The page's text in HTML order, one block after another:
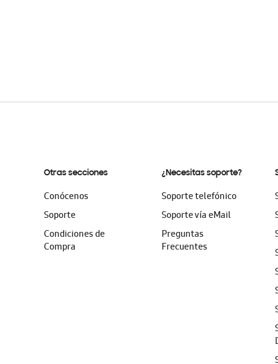
Otras secciones
Conócenos
Soporte
Condiciones de
Compra
¿Necesitas soporte?
Soporte telefónico
Soporte vía eMail
Preguntas
Frecuentes